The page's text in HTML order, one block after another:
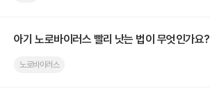
아기 노로바이러스 빨리 낫는 법이 무엇인가요?
노로바이러스